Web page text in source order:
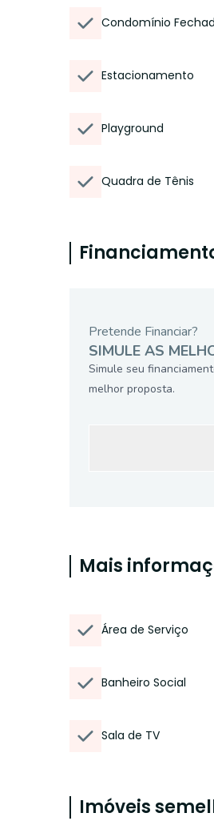
Condomínio
Estacionamento
Playground
Quadra de Tênis
Pretende Financiar?
SIMULE AS
Simule seu
melhor proposta.
Mais
Área de Serviço
Banheiro Social
Sala de TV
Imóveis